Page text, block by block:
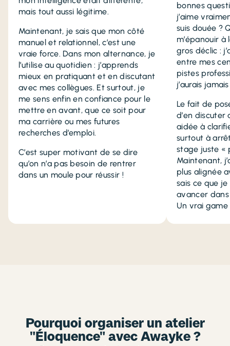
mais tout aussi légitime.
Maintenant, je sais que mon côté
manuel et relationnel, c’est une
vraie force. Dans mon alternance, je
l’utilise au quotidien : j’apprends
mieux en pratiquant et en discutant
avec mes collègues. Et surtout, je
me sens enfin en confiance pour le
mettre en avant, que ce soit pour
ma carrière ou mes futures
recherches d’emploi.
C’est super motivant de se dire
qu’on n’a pas besoin de rentrer
dans un moule pour réussir !
bonnes
j’aime
suis douée ?
m’épanouir
gros déclic :
entre mes
pistes
j’aurais
Le fait de
d’en discuter
aidée à
surtout à
stage juste «
Maintenant,
plus alignée
sais ce que
avancer
Un vrai
Pourquoi organiser un atelier
"Éloquence" avec Awayke ?